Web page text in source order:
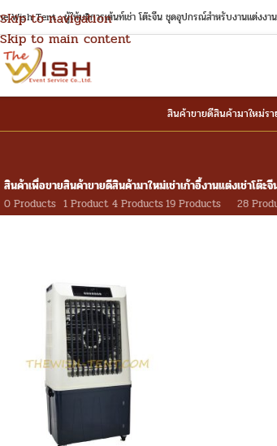
Skip to navigation
Skip to main content
Wish Tent : ผู้ให้บริการเต้นท์เช่า โต๊ะจีน ชุดอุปกรณ์สำหรับงานแต่งงา
สินค้าขายดีสินค้ามาใหม่ร
สินค้าเพื่อขาย
0 Products
สินค้าขายดี
1 Product
สินค้ามาใหม่
4 Products
เช่าเก้าอี้งานแต่ง
19 Products
เช่าโต๊ะจี
28